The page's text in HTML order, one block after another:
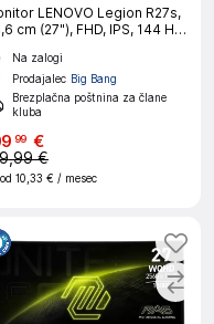
LENOVO Legion R27s,
cm (27"), FHD, IPS, 144 Hz,
HDMI, HDR10, gaming
Na zalogi
Prodajalec Big Bang
Brezplačna poštnina za člane
kluba
99 €
€
10,33 € / mesec